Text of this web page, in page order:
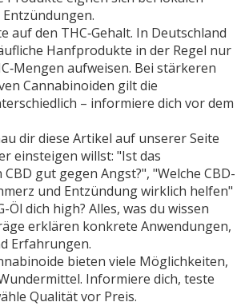
auf den THC‑Gehalt. In Deutschland
Hanfprodukte in der Regel nur
aufweisen. Bei stärkeren
Cannabinoiden gilt die
– informiere dich vor dem
dir diese Artikel auf unserer Seite
einsteigen willst: "Ist das
gut gegen Angst?", "Welche CBD-
und Entzündung wirklich helfen"
Öl dich high? Alles, was du wissen
erklären konkrete Anwendungen,
Erfahrungen.
bieten viele Möglichkeiten,
Informiere dich, teste
Qualität vor Preis.